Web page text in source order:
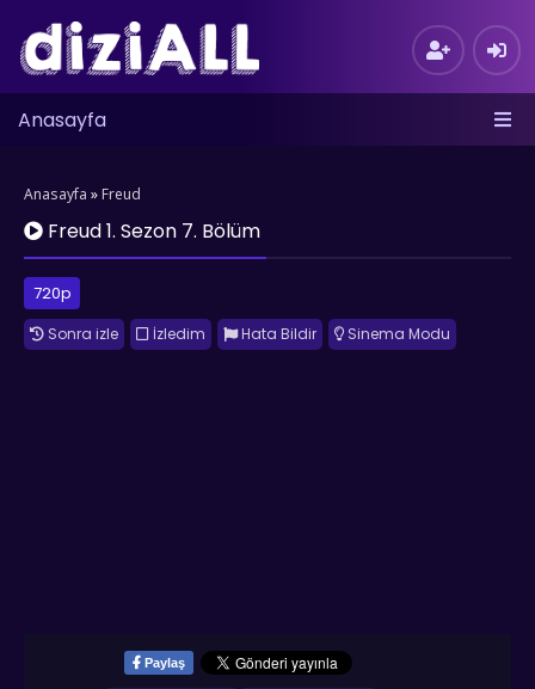
Anasayfa
Anasayfa »Freud
Freud 1. Sezon 7. Bölüm
720p
Sonra izle İzledim Hata Bildir Sinema Modu
Paylaş